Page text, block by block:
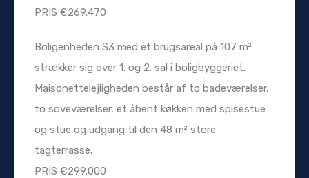
PRIS €269.470
Boligenheden S3 med et brugsareal på 107 m²
strækker sig over 1. og 2. sal i boligbyggeriet.
Maisonettelejligheden består af to badeværelser,
to soveværelser, et åbent køkken med spisestue
og stue og udgang til den 48 m² store
tagterrasse.
PRIS €299.000